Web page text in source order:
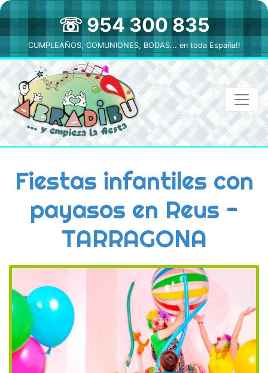
☏ 954 300 835
CUMPLEAÑOS, COMUNIONES, BODAS... en toda España!!
Fiestas infantiles con
payasos en Reus -
TARRAGONA